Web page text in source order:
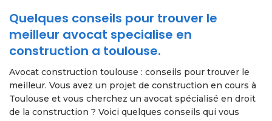
Quelques conseils pour trouver le
meilleur avocat specialise en
construction a toulouse.
Avocat construction toulouse : conseils pour trouver le
meilleur. Vous avez un projet de construction en cours à
Toulouse et vous cherchez un avocat spécialisé en droit
de la construction ? Voici quelques conseils qui vous